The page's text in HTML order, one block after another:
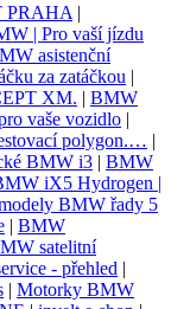
PRAHA |
| Pro vaší jízdu
asistenční
za zatáčkou |
XM. | BMW
vaše vozidlo |
polygon.… |
BMW i3 | BMW
iX5 Hydrogen |
BMW řady 5
| BMW
satelitní
- přehled |
| Motorky BMW